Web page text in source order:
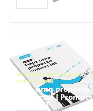
NEGÓCIOS, PROCESSOS
EMPRESARIAIS
Faça uma proposta
comercial | Prompts
ChatGPT